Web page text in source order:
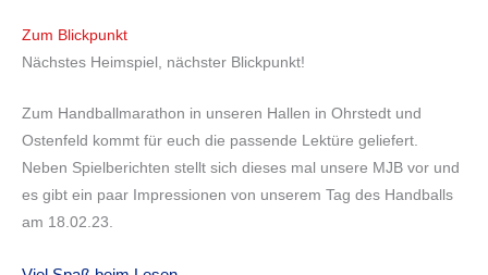
Zum Blickpunkt
Nächstes Heimspiel, nächster Blickpunkt!
Zum Handballmarathon in unseren Hallen in Ohrstedt und
Ostenfeld kommt für euch die passende Lektüre geliefert.
Neben Spielberichten stellt sich dieses mal unsere MJB vor und
es gibt ein paar Impressionen von unserem Tag des Handballs
am 18.02.23.